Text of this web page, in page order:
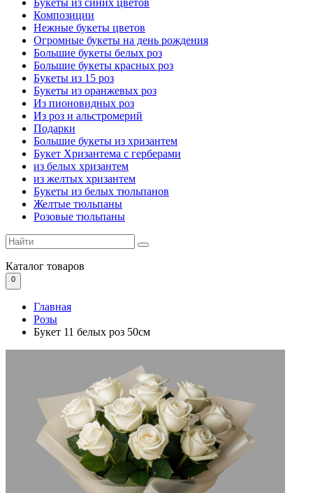
Букеты из синих цветов
Композиции
Нежные букеты цветов
Огромные букеты на день рождения
Большие букеты белых роз
Большие букеты красных роз
Букеты из 15 роз
Букеты из оранжевых роз
Из пионовидных роз
Из роз и альстромерий
Подарки
Большие букеты из хризантем
Букет Хризантема с герберами
из белых хризантем
из желтых хризантем
Букеты из белых тюльпанов
Желтые тюльпаны
Розовые тюльпаны
Каталог товаров
0
Главная
Розы
Букет 11 белых роз 50см